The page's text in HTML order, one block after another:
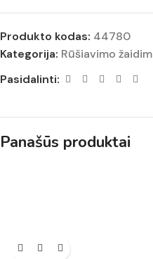
Produkto kodas: 44780
Kategorija: Rūšiavimo
Pasidalinti:
Panašūs produktai